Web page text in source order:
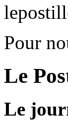
Pour
Le
Le